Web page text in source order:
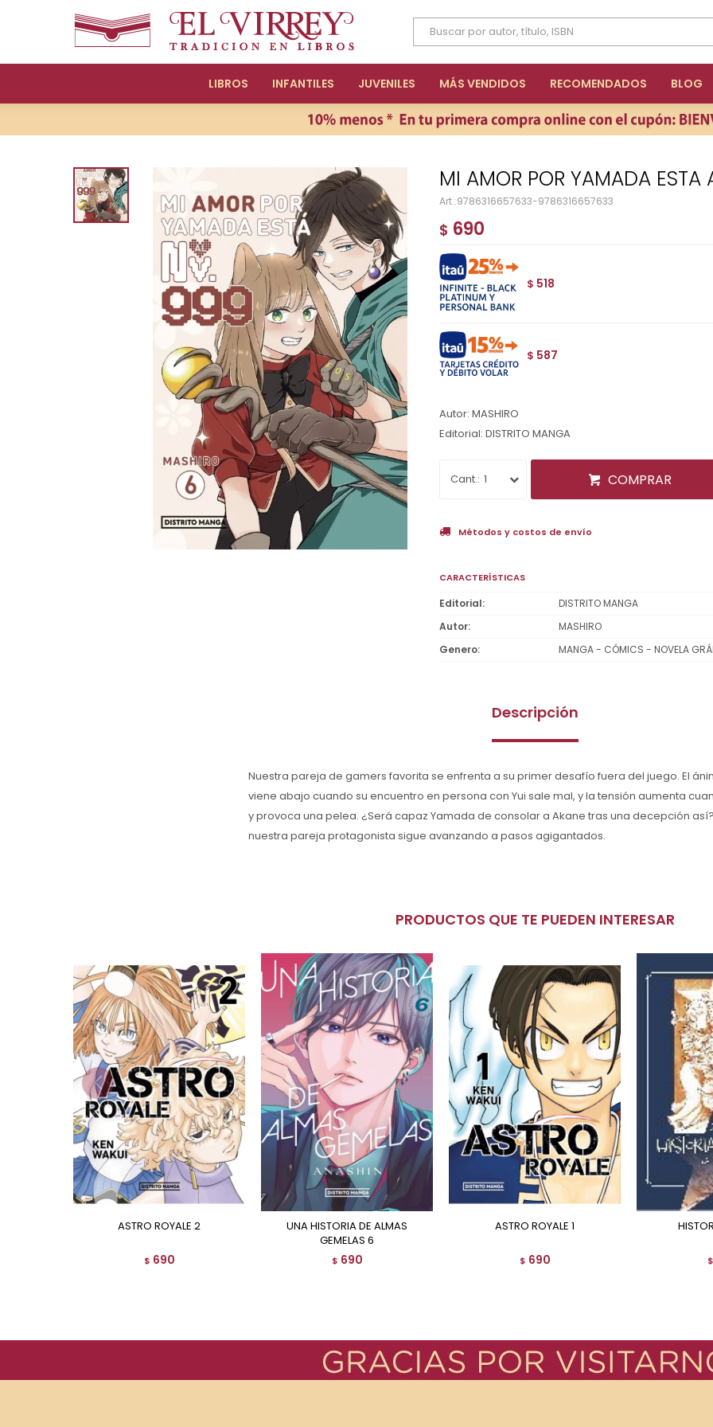
LIBROS INFANTILES JUVENILES MÁS VENDIDOS RECOMENDADOS BLOG
MI AMOR POR YAMADA
9786316657633-9786316657633
$ 690
$ 518
$ 587
Autor: MASHIRO
Editorial: DISTRITO MANGA
1 COMPRAR
Métodos y costos de envío
CARACTERÍSTICAS
Editorial
DISTRITO MANGA
Autor
MASHIRO
Genero
MANGA - CÓMICS - NOVELA
Descripción
Nuestra pareja de gamers favorita se enfrenta a su primer desafío fuera del juego. El
viene abajo cuando su encuentro en persona con Yui sale mal, y la tensión aumenta
y provoca una pelea. ¿Será capaz Yamada de consolar a Akane tras una decepción
nuestra pareja protagonista sigue avanzando a pasos agigantados.
PRODUCTOS QUE TE PUEDEN INTERESAR
ASTRO ROYALE 2
$ 690
UNA HISTORIA DE ALMAS
GEMELAS 6
$ 690
ASTRO ROYALE 1
$ 690 $